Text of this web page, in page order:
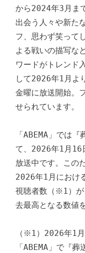
から2024年3月ま
出会う人々や新た
フ、思わず笑って
よる戦いの描写な
ワードがトレンド
して2026年1月よ
金曜に放送開始。
せられています。
「ABEMA」では
て、2026年1月16
放送中です。この
2026年1月におけ
視聴者数（※1）
去最高となる数値
（※1）2026年1
「ABEMA」で『